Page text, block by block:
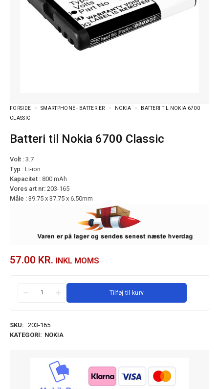
FORSIDE SMARTPHONE - BATTERIER NOKIA
BATTERI TIL NOKIA 6700
CLASSIC
Batteri til Nokia 6700 Classic
Volt : 3.7
Typ : Li-ion
Kapacitet : 800 mAh
Vores art nr: 203-165
Måle : 39.75 x 37.75 x 6.50mm
57.00 KR. INKL MOMS
Tilføj til kurv
SKU: 203-165
KATEGORI: NOKIA